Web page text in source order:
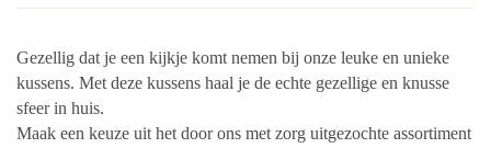
Gezellig dat je een kijkje komt nemen bij onze leuke en unieke
kussens. Met deze kussens haal je de echte gezellige en knusse
sfeer in huis.
Maak een keuze uit het door ons met zorg uitgezochte assortiment